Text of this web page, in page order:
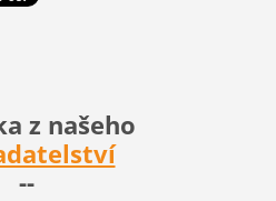
z našeho
--